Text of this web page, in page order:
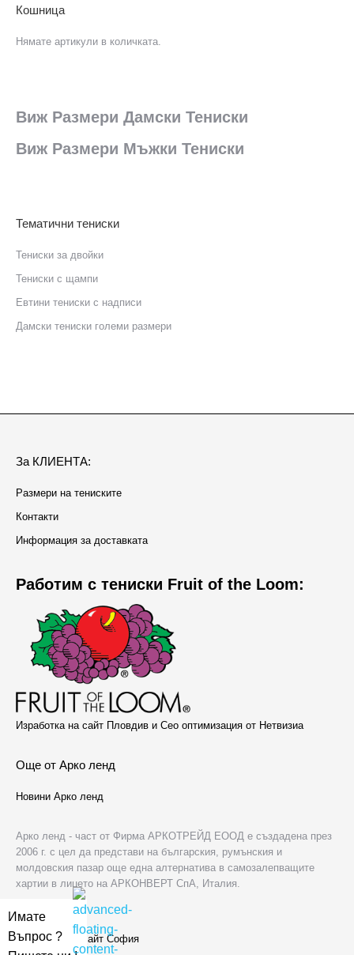
Кошница
Нямате артикули в количката.
Виж Размери Дамски Тениски
Виж Размери Мъжки Тениски
Тематични тениски
Тениски за двойки
Тениски с щампи
Eвтини тениски с надписи
Дамски тениски големи размери
За КЛИЕНТА:
Размери на тениските
Контакти
Информация за доставката
Работим с тениски Fruit of the Loom:
Изработка на сайт Пловдив и Сео оптимизация от Нетвизиа
Още от Арко ленд
Новини Арко ленд
Арко ленд - част от Фирма АРКОТРЕЙД ЕООД е създадена през
2006 г. с цел да представи на българския, румънския и
молдовския пазар още една алтернатива в самозалепващите
хартии в лицето на АРКОНВЕРТ СпА, Италия.
Изработка на сайт София
Имате
Въпрос ?